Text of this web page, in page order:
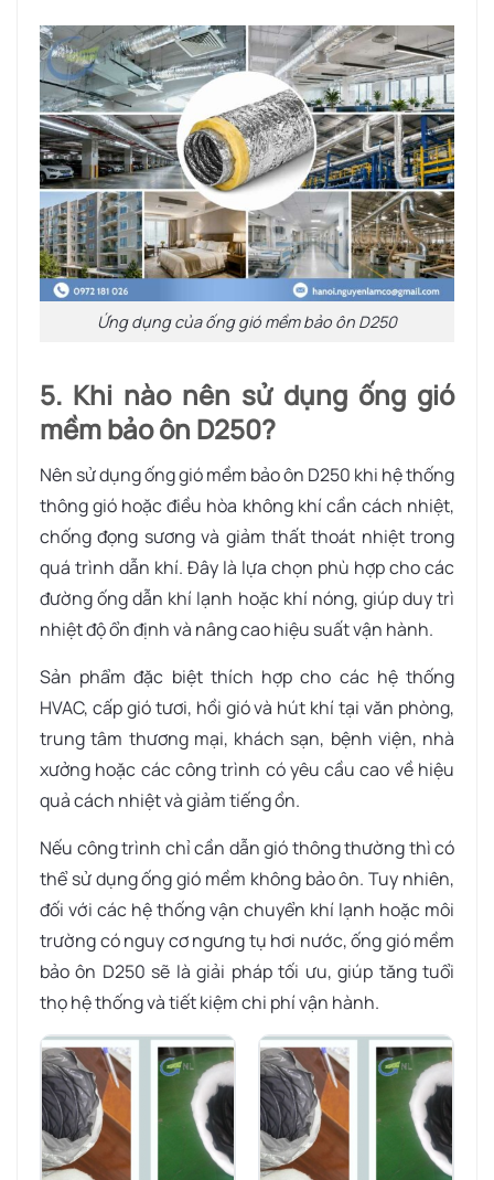
Ứng dụng của ống gió mềm bảo ôn D250
5. Khi nào nên sử dụng ống gió
mềm bảo ôn D250?
Nên sử dụng ống gió mềm bảo ôn D250 khi hệ thống
thông gió hoặc điều hòa không khí cần cách nhiệt,
chống đọng sương và giảm thất thoát nhiệt trong
quá trình dẫn khí. Đây là lựa chọn phù hợp cho các
đường ống dẫn khí lạnh hoặc khí nóng, giúp duy trì
nhiệt độ ổn định và nâng cao hiệu suất vận hành.
Sản phẩm đặc biệt thích hợp cho các hệ thống
HVAC, cấp gió tươi, hồi gió và hút khí tại văn phòng,
trung tâm thương mại, khách sạn, bệnh viện, nhà
xưởng hoặc các công trình có yêu cầu cao về hiệu
quả cách nhiệt và giảm tiếng ồn.
Nếu công trình chỉ cần dẫn gió thông thường thì có
thể sử dụng ống gió mềm không bảo ôn. Tuy nhiên,
đối với các hệ thống vận chuyển khí lạnh hoặc môi
trường có nguy cơ ngưng tụ hơi nước, ống gió mềm
bảo ôn D250 sẽ là giải pháp tối ưu, giúp tăng tuổi
thọ hệ thống và tiết kiệm chi phí vận hành.